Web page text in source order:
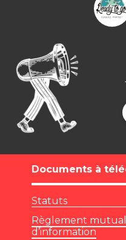
Documents à
Statuts
Règlement
d’information